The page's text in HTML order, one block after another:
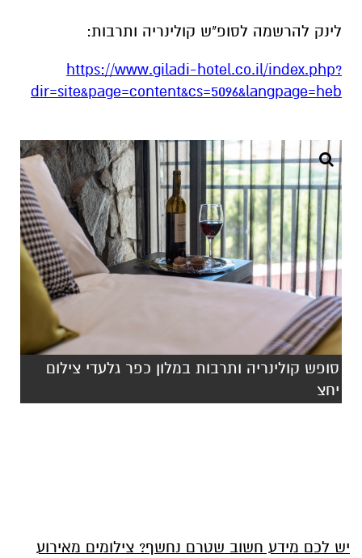
לינק להרשמה לסופ"ש קולינריה ותרבות:
https://www.giladi-hotel.co.il/index.php?
dir=site&page=content&cs=5096&langpage=heb
סופש קולינריה ותרבות במלון כפר גלעדי צילום
יחצ
יש לכם מידע חשוב שטרם נחשף? צילומים מאירוע